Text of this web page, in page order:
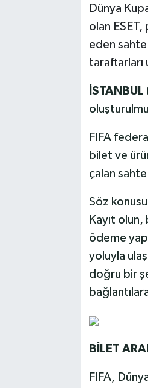
Dünya
olan ESET,
eden sahte
taraftarları
İSTANBUL
FIFA
bilet ve
çalan
Söz
Kayıt
ödeme
yoluyla
doğru bir
B İLET
FIFA,